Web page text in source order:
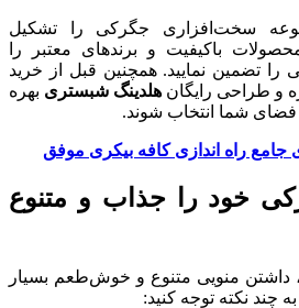
سخت‌افزاری جگرکی را تشکیل
باکیفیت و برندهای معتبر را
را تضمین نمایید. همچنین قبل از خرید
و طراحی رایگان هلدینگ شبستری بهره
فضای شما انتخاب شوند.
جامع راه اندازی کافه بیکری موفق
خود را جذاب و متنوع
منویی متنوع و خوش‌طعم بسیار
نکته توجه کنید: